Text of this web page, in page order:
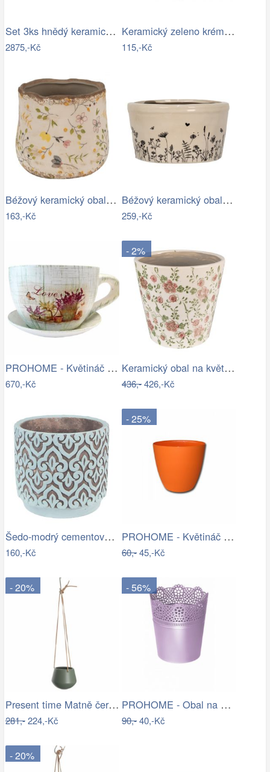
Set 3ks hnědý keramický květináč…
2875,-Kč
Keramický zeleno krémový květináč se…
115,-Kč
Béžový keramický obal na květináč se…
163,-Kč
Béžový keramický obal na květináč s…
259,-Kč
PROHOME - Květináč hrnek Levandule
670,-Kč
- 2%
Keramický obal na květináč s růžovými…
436,-426,-Kč
Šedo-modrý cementový obal na květináč s…
160,-Kč
- 25%
PROHOME - Květináč dekorační ELLA 21cm…
60,-45,-Kč
- 20%
Present time Matně černý keramický…
281,-224,-Kč
- 56%
PROHOME - Obal na květináč LACE 18cm
90,-40,-Kč
- 20%